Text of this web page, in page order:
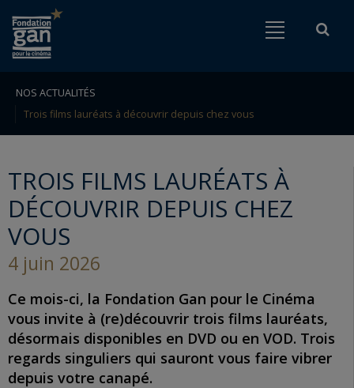
Go to content
Fondation
gan
pour
le
cinéma
NOS ACTUALITÉS
Trois films lauréats à découvrir depuis chez vous
TROIS FILMS LAURÉATS À
DÉCOUVRIR DEPUIS CHEZ
VOUS
4 juin 2026
Ce mois-ci, la Fondation Gan pour le Cinéma
vous invite à (re)découvrir trois films lauréats,
désormais disponibles en DVD ou en VOD. Trois
regards singuliers qui sauront vous faire vibrer
depuis votre canapé.